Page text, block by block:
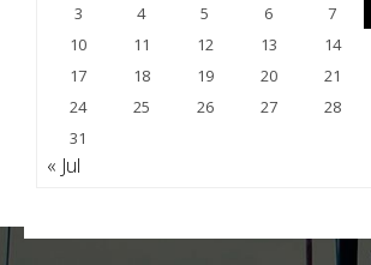
3
4 5 6 7
10
11 12 13 14
17
18 19 20 21
24
25 26 27 28
31
« Jul